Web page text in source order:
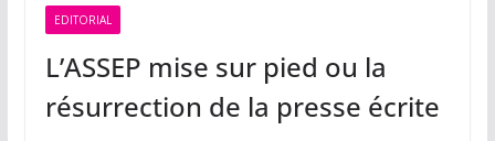
EDITORIAL
L’ASSEP mise sur pied ou la
résurrection de la presse écrite